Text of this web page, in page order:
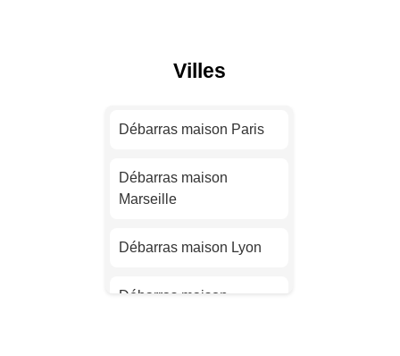
Villes
Débarras maison Paris
Débarras maison
Marseille
Débarras maison Lyon
Débarras maison